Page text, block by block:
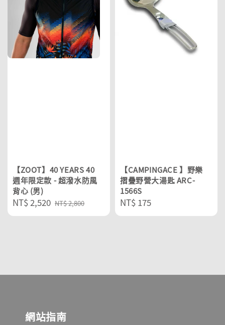
【ZOOT】40 YEARS 40
週年限定款 - 超潑水防風
背心 (男)
Sale
price
NT$ 2,520 Regular
price
NT$ 2,800
【CAMPINGACE 】野樂
摺疊野營大湯匙 ARC-
1566S
Regular
price
NT$ 175
網站指南